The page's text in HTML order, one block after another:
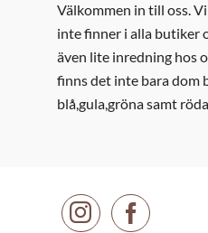
Välkommen in till oss.
inte finner i alla butiker
även lite inredning hos
finns det inte bara dom
blå,gula,gröna samt